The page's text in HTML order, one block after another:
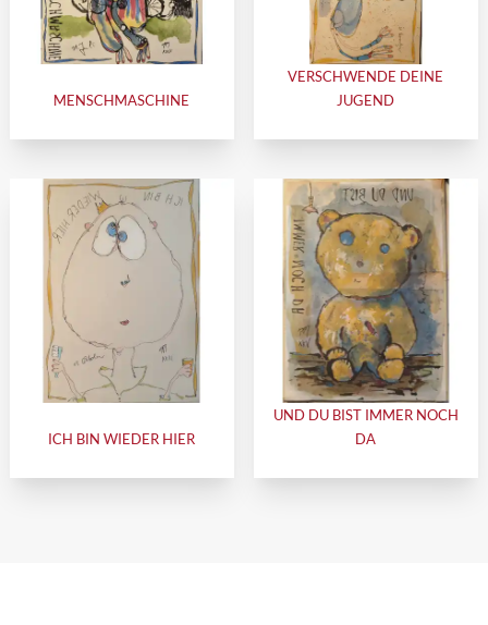
MENSCHMASCHINE
VERSCHWENDE DEINE
JUGEND
ICH BIN WIEDER HIER
UND DU BIST IMMER NOCH
DA